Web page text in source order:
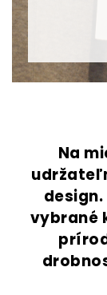
Na
vybrané